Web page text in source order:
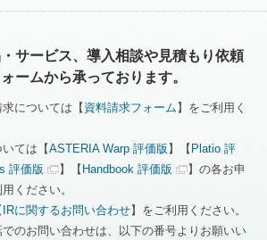
サービス、導入相談や見積もり依頼
ームから承っております。
については【 資料請求フォーム 】をご利用く
ては【ASTERIA Warp 評価版 】【 Platio 評
評価版 】【 Handbook 評価版
】の各お申
ください。
IRに関するお問い合わせ】をご利用ください。
のお問い合わせは、以下の番号よりお願いい